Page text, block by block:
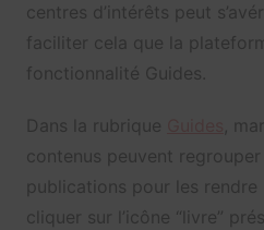
centres d’intérêts peut
faciliter cela que la
fonctionnalité Guides.
Dans la rubrique
,
contenus peuvent
publications pour les
cliquer sur l’icône “livre”